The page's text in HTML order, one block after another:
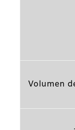
Volumen